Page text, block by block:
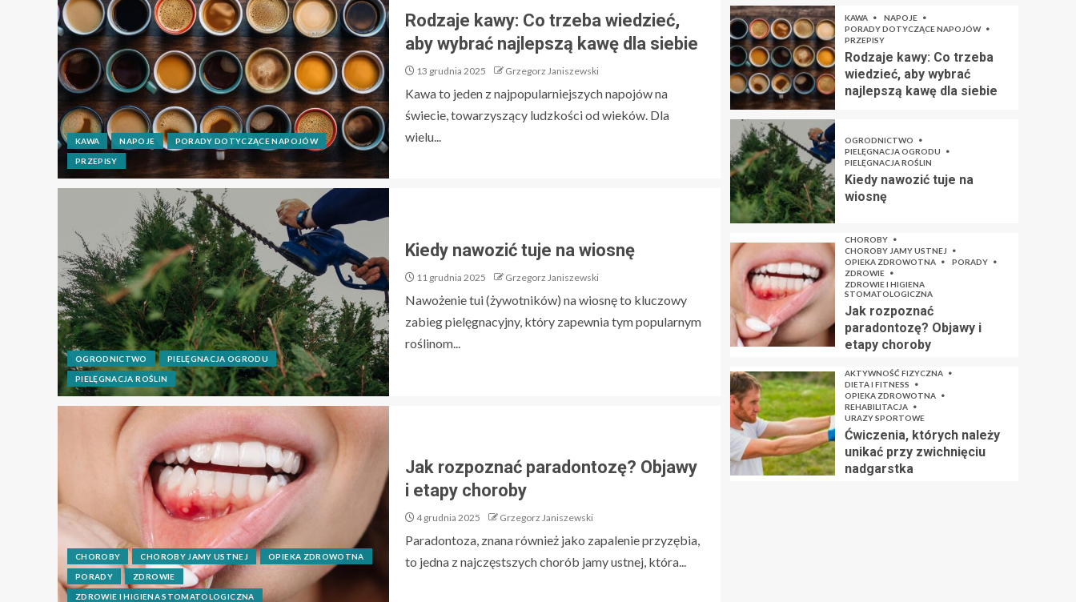
4
nie słabną. Co tym
5
AKTUALNOŚCI
BLISKI WSCHÓD
KONFLIKTY ZBROJNE
Azerbejdżanu nie
odpuszczają.
Armenia
KAWA NAPOJE PORADY DOTYCZĄCE NAPOJÓW
PRZEPISY
Rodzaje kawy: Co trzeba wiedzieć,
aby wybrać najlepszą kawę dla siebie
13 grudnia 2025 Grzegorz Janiszewski
Kawa to jeden z najpopularniejszych napojów na
świecie, towarzyszący ludzkości od wieków. Dla
wielu...
OGRODNICTWO PIELĘGNACJA OGRODU
PIELĘGNACJA ROŚLIN
Kiedy nawozić tuje na wiosnę
11 grudnia 2025 Grzegorz Janiszewski
Nawożenie tui (żywotników) na wiosnę to kluczowy
zabieg pielęgnacyjny, który zapewnia tym popularnym
roślinom...
CHOROBY CHOROBY JAMY USTNEJ OPIEKA ZDROWOTNA
PORADY ZDROWIE
ZDROWIE I HIGIENA STOMATOLOGICZNA
Jak rozpoznać paradontozę? Objawy
i etapy choroby
4 grudnia 2025 Grzegorz Janiszewski
Paradontoza, znana również jako zapalenie przyzębia,
to jedna z najczęstszych chorób jamy ustnej, która...
KAWA
NAPOJE
PORADY DOTYCZĄCE NAPOJÓW
PRZEPISY
Rodzaje kawy: Co trzeba
wiedzieć, aby wybrać
najlepszą kawę dla siebie
OGRODNICTWO
PIELĘGNACJA OGRODU
PIELĘGNACJA ROŚLIN
Kiedy nawozić tuje na
wiosnę
CHOROBY
CHOROBY JAMY USTNEJ
OPIEKA ZDROWOTNA
PORADY
ZDROWIE
ZDROWIE I HIGIENA
STOMATOLOGICZNA
Jak rozpoznać
paradontozę? Objawy i
etapy choroby
AKTYWNOŚĆ FIZYCZNA
DIETA I FITNESS
OPIEKA ZDROWOTNA
REHABILITACJA
URAZY SPORTOWE
Ćwiczenia, których należy
unikać przy zwichnięciu
nadgarstka